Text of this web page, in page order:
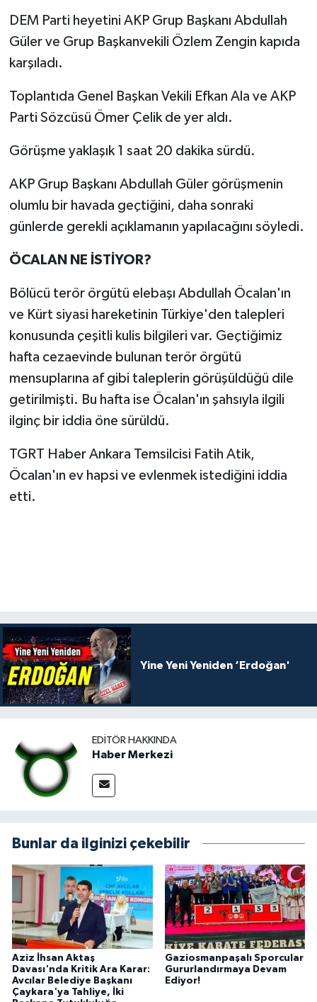
DEM Parti heyetini AKP Grup Başkanı Abdullah
Güler ve Grup Başkanvekili Özlem Zengin kapıda
karşıladı.
Toplantıda Genel Başkan Vekili Efkan Ala ve AKP
Parti Sözcüsü Ömer Çelik de yer aldı.
Görüşme yaklaşık 1 saat 20 dakika sürdü.
AKP Grup Başkanı Abdullah Güler görüşmenin
olumlu bir havada geçtiğini, daha sonraki
günlerde gerekli açıklamanın yapılacağını söyledi.
ÖCALAN NE İSTİYOR?
Bölücü terör örgütü elebaşı Abdullah Öcalan'ın
ve Kürt siyasi hareketinin Türkiye'den talepleri
konusunda çeşitli kulis bilgileri var. Geçtiğimiz
hafta cezaevinde bulunan terör örgütü
mensuplarına af gibi taleplerin görüşüldüğü dile
getirilmişti. Bu hafta ise Öcalan'ın şahsıyla ilgili
ilginç bir iddia öne sürüldü.
TGRT Haber Ankara Temsilcisi Fatih Atik,
Öcalan'ın ev hapsi ve evlenmek istediğini iddia
etti.
Yine Yeni Yeniden ‘Erdoğan'
EDITÖR HAKKINDA
Haber Merkezi
Bunlar da ilginizi çekebilir
Aziz İhsan Aktaş
Davası'nda Kritik Ara Karar:
Avcılar Belediye Başkanı
Çaykara'ya Tahliye, İki
Gaziosmanpaşalı Sporcular
Gururlandırmaya Devam
Ediyor!